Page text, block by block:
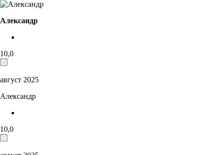
Александр
10,0
август 2025
Александр
10,0